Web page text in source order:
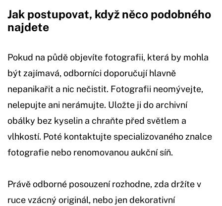
Jak postupovat, když něco podobného
najdete
Pokud na půdě objevíte fotografii, která by mohla
být zajímavá, odborníci doporučují hlavně
nepanikařit a nic nečistit. Fotografii neomývejte,
nelepujte ani nerámujte. Uložte ji do archivní
obálky bez kyselin a chraňte před světlem a
vlhkostí. Poté kontaktujte specializovaného znalce
fotografie nebo renomovanou aukční síň.
Právě odborné posouzení rozhodne, zda držíte v
ruce vzácný originál, nebo jen dekorativní